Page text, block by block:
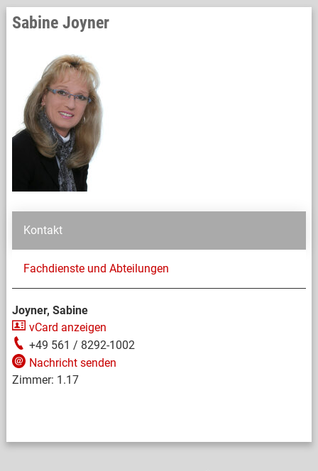
Sabine Joyner
Kontakt
Fachdienste und Abteilungen
Joyner, Sabine
vCard anzeigen
+49 561 / 8292-1002
Nachricht senden
Zimmer: 1.17